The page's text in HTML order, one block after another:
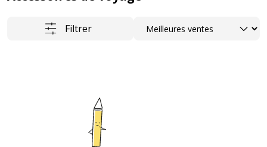
Filtrer Trier